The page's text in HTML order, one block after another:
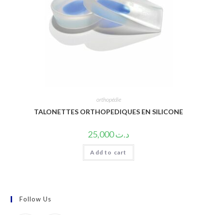
orthopédie
TALONETTES ORTHOPEDIQUES EN SILICONE
د.ت25,000
Add to cart
Follow Us